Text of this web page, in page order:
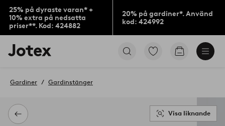
25% på dyraste varan* +
10% extra på nedsatta
priser**. Kod: 424882
20% på gardiner*. Använd
kod: 424992
Jotex
logotyp
till
Gå
Gå
Tillbaka
Gardiner Gardinstänger
Visa liknande